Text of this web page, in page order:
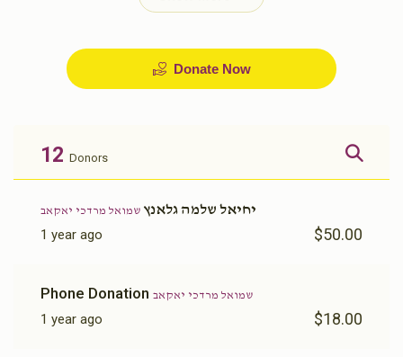
Donate Now
12 Donors
יחיאל שלמה גלאנץ שמואל מרדכי יאקאב
1 year ago $50.00
Phone Donation שמואל מרדכי יאקאב
1 year ago $18.00